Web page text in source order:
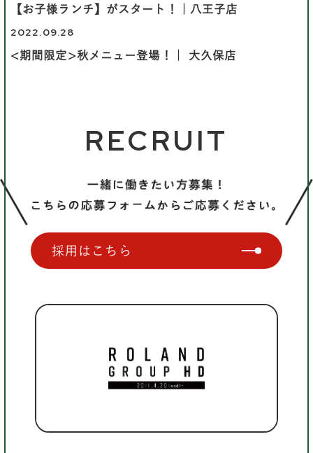
【お子様ランチ】がスタート！｜八王子店
2022.09.28
<期間限定>秋メニュー登場！｜ 大久保店
RECRUIT
採用はこちら